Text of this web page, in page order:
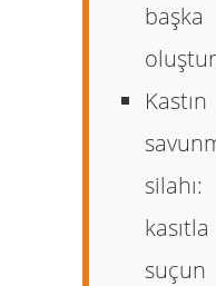
silahı: